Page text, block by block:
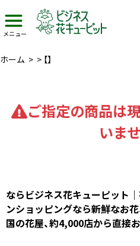
メニュー
ホーム > > 【】
ご指定の商品は
いま
ならビジネス花キューピット
ンショッピングなら新鮮なお
国の花屋、約4,000店から直接